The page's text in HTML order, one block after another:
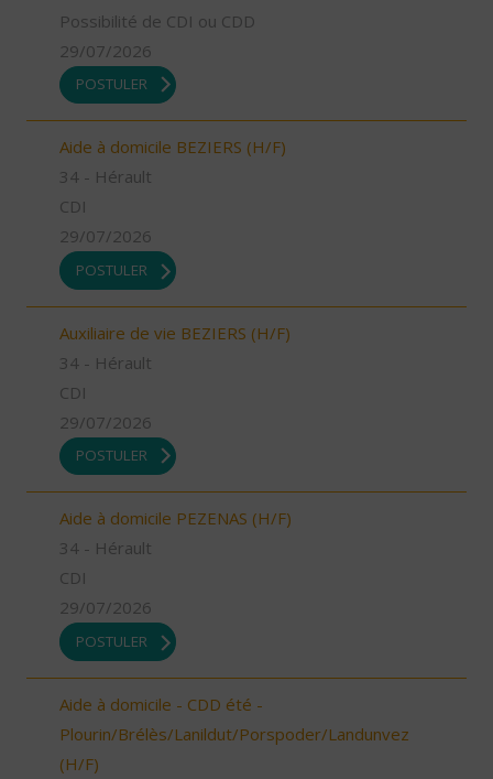
Possibilité de CDI ou CDD
29/07/2026
POSTULER
Aide à domicile BEZIERS (H/F)
34 - Hérault
CDI
29/07/2026
POSTULER
Auxiliaire de vie BEZIERS (H/F)
34 - Hérault
CDI
29/07/2026
POSTULER
Aide à domicile PEZENAS (H/F)
34 - Hérault
CDI
29/07/2026
POSTULER
Aide à domicile - CDD été -
Plourin/Brélès/Lanildut/Porspoder/Landunvez
(H/F)